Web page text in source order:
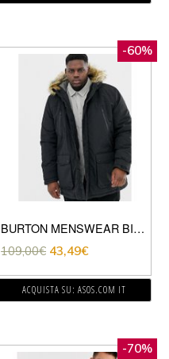
-60%
BURTON MENSWEAR BIG & TALL – PARKA IMBOTTITO NERO
109,00€ 43,49€
ACQUISTA SU: ASOS.COM IT
-70%